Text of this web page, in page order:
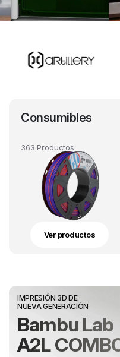
Consumibles
363 Productos
Ver productos
IMPRESIÓN 3D DE
NUEVA GENERACIÓN
Bambu Lab
A2L